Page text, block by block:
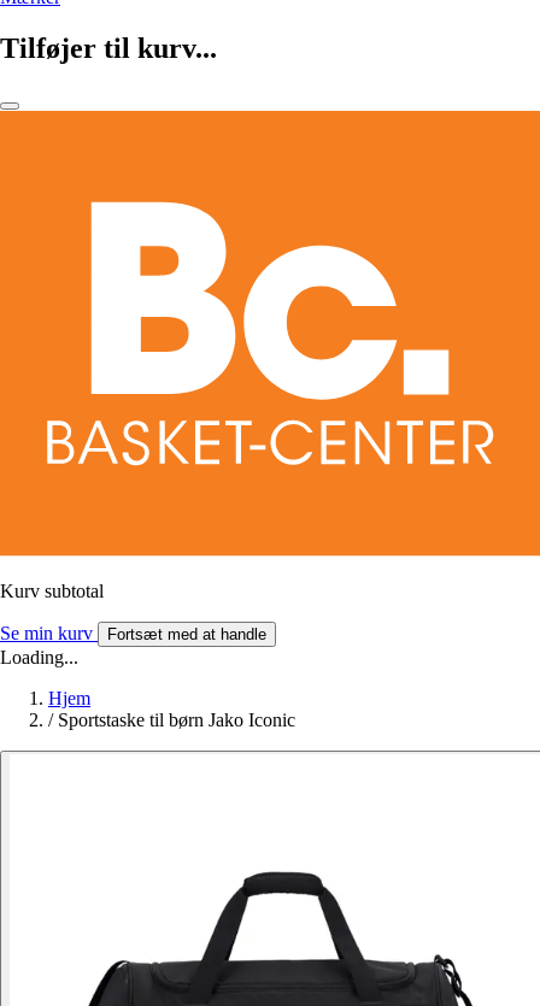
Tilføjer til kurv...
Kurv subtotal
Se min kurv Fortsæt med at handle
Loading...
Hjem
/ Sportstaske til børn Jako Iconic